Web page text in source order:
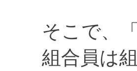
そこで、
組合員は